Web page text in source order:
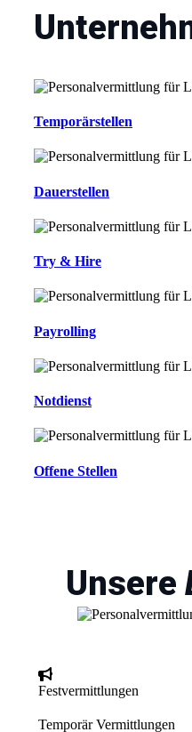
Temporärstellen
Dauerstellen
Try & Hire
Payrolling
Notdienst
Offene Stellen
Unsere
Festvermittlungen
Temporär Vermittlungen